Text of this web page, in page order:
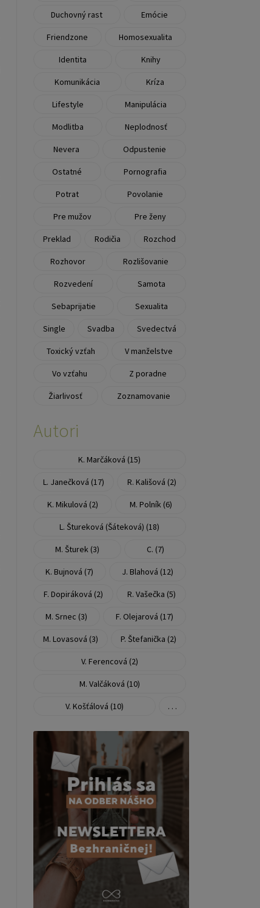
Duchovný rast Emócie
Friendzone Homosexualita
Identita Knihy
Komunikácia Kríza
Lifestyle Manipulácia
Modlitba Neplodnosť
Nevera Odpustenie
Ostatné Pornografia
Potrat Povolanie
Pre mužov Pre ženy
Preklad Rodičia Rozchod
Rozhovor Rozlišovanie
Rozvedení Samota
Sebaprijatie Sexualita
Single Svadba Svedectvá
Toxický vzťah V manželstve
Vo vzťahu Z poradne
Žiarlivosť Zoznamovanie
Autori
K. Marčáková (15)
L. Janečková (17) R. Kališová (2)
K. Mikulová (2) M. Polník (6)
L. Štureková (Šáteková) (18)
M. Šturek (3) C. (7)
K. Bujnová (7) J. Blahová (12)
F. Dopiráková (2) R. Vašečka (5)
M. Srnec (3) F. Olejarová (17)
M. Lovasová (3) P. Štefanička (2)
V. Ferencová (2)
M. Valčáková (10)
V. Košťálová (10) . . .